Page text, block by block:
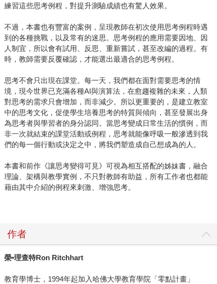
練習這些思考例程，對提升測驗成績也有驚人效果。
不過，本書也有豐富的案例，呈現教師在初次使用思考例程時遇
到的各種挑戰，以及常有的迷思。思考例程的應用需要因地、因
人制宜，所以會有試用、反思、重新嘗試，甚至改編的過程。有
時，教師需要反覆確認，才能選出最適合的思考例程。
思考不會只出現在課堂。每一天，我們都在面對需要思考的情
境，現今世界已充滿各種AI與演算法，在愈趨複雜的未來，人類
對思考的需求只會增加，而非減少。所以更重要的，是建立教室
中的思考文化，促使學生培養思考的特質與傾向，甚至發展出身
為思考者與學習者的身分認同。當思考變成日常生活的慣例，而
非一次就結束的課堂活動或例程，思考就能像呼吸一般滲透到我
們的每一個行動或決定之中，將我們塑造成自己想成為的人。
本書和前作《讓思考變得可見》可視為相互搭配的姊妹書，融合
理論、架構與教學實例，不只對教師有助益，所有工作者也都能
藉由其中介紹的例程來刺激、增強思考。
作者
榮•理查特Ron Ritchhart
教育學博士，1994年起加入哈佛大學教育學院「零點計畫」